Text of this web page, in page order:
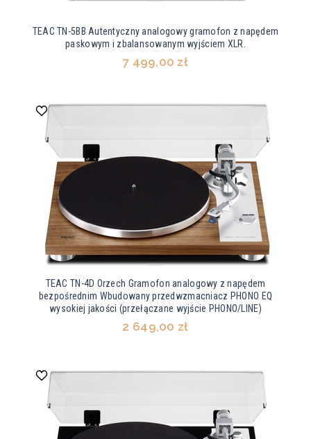
TEAC TN-5BB Autentyczny analogowy gramofon z napędem
paskowym i zbalansowanym wyjściem XLR.
7 499,00 zł
TEAC TN-4D Orzech Gramofon analogowy z napędem
bezpośrednim Wbudowany przedwzmacniacz PHONO EQ
wysokiej jakości (przełączane wyjście PHONO/LINE)
2 649,00 zł